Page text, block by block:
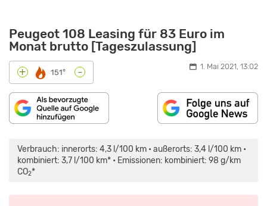
Peugeot 108 Leasing für 83 Euro im
Monat brutto [Tageszulassung]
+ 151° - 1. Mai 2021, 13:02
Verbrauch: innerorts: 4,3 l/100 km • außerorts: 3,4 l/100 km •
kombiniert: 3,7 l/100 km* • Emissionen: kombiniert: 98 g/km
CO2*
MAPS.GOOGLE.DE
ANZEIGEN